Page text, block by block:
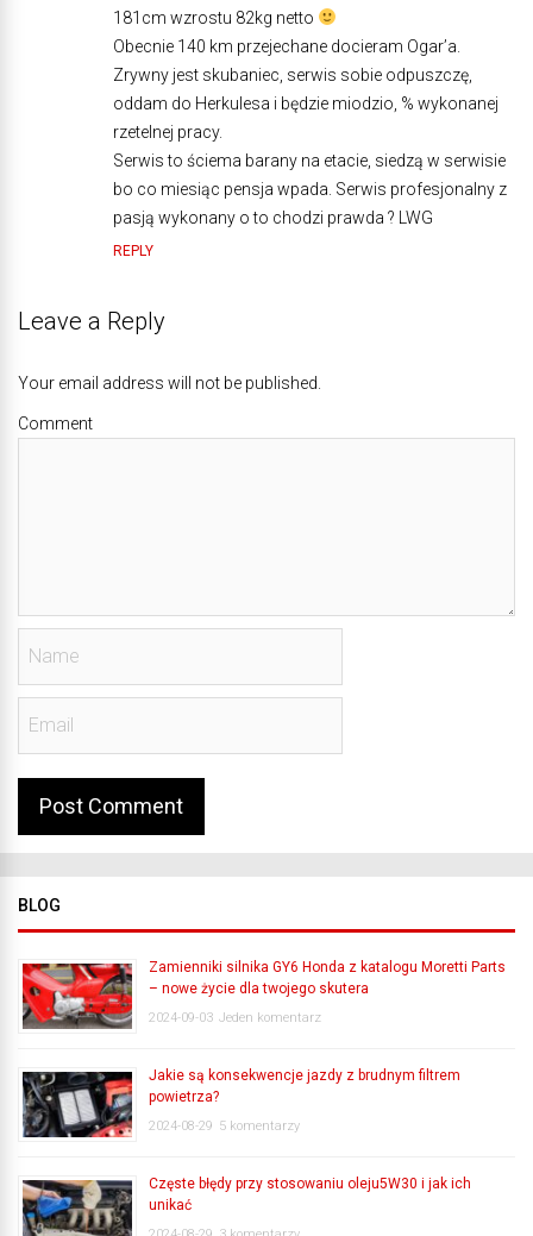
181cm wzrostu 82kg netto
Obecnie 140 km przejechane docieram Ogar’a.
Zrywny jest skubaniec, serwis sobie odpuszczę,
oddam do Herkulesa i będzie miodzio, % wykonanej
rzetelnej pracy.
Serwis to ściema barany na etacie, siedzą w serwisie
bo co miesiąc pensja wpada. Serwis profesjonalny z
pasją wykonany o to chodzi prawda ? LWG
REPLY
Leave a Reply
Your email address will not be published.
Comment
BLOG
Zamienniki silnika GY6 Honda z katalogu Moretti Parts
– nowe życie dla twojego skutera
2024-09-03 Jeden komentarz
Jakie są konsekwencje jazdy z brudnym filtrem
powietrza?
2024-08-29 5 komentarzy
Częste błędy przy stosowaniu oleju5W30 i jak ich
unikać